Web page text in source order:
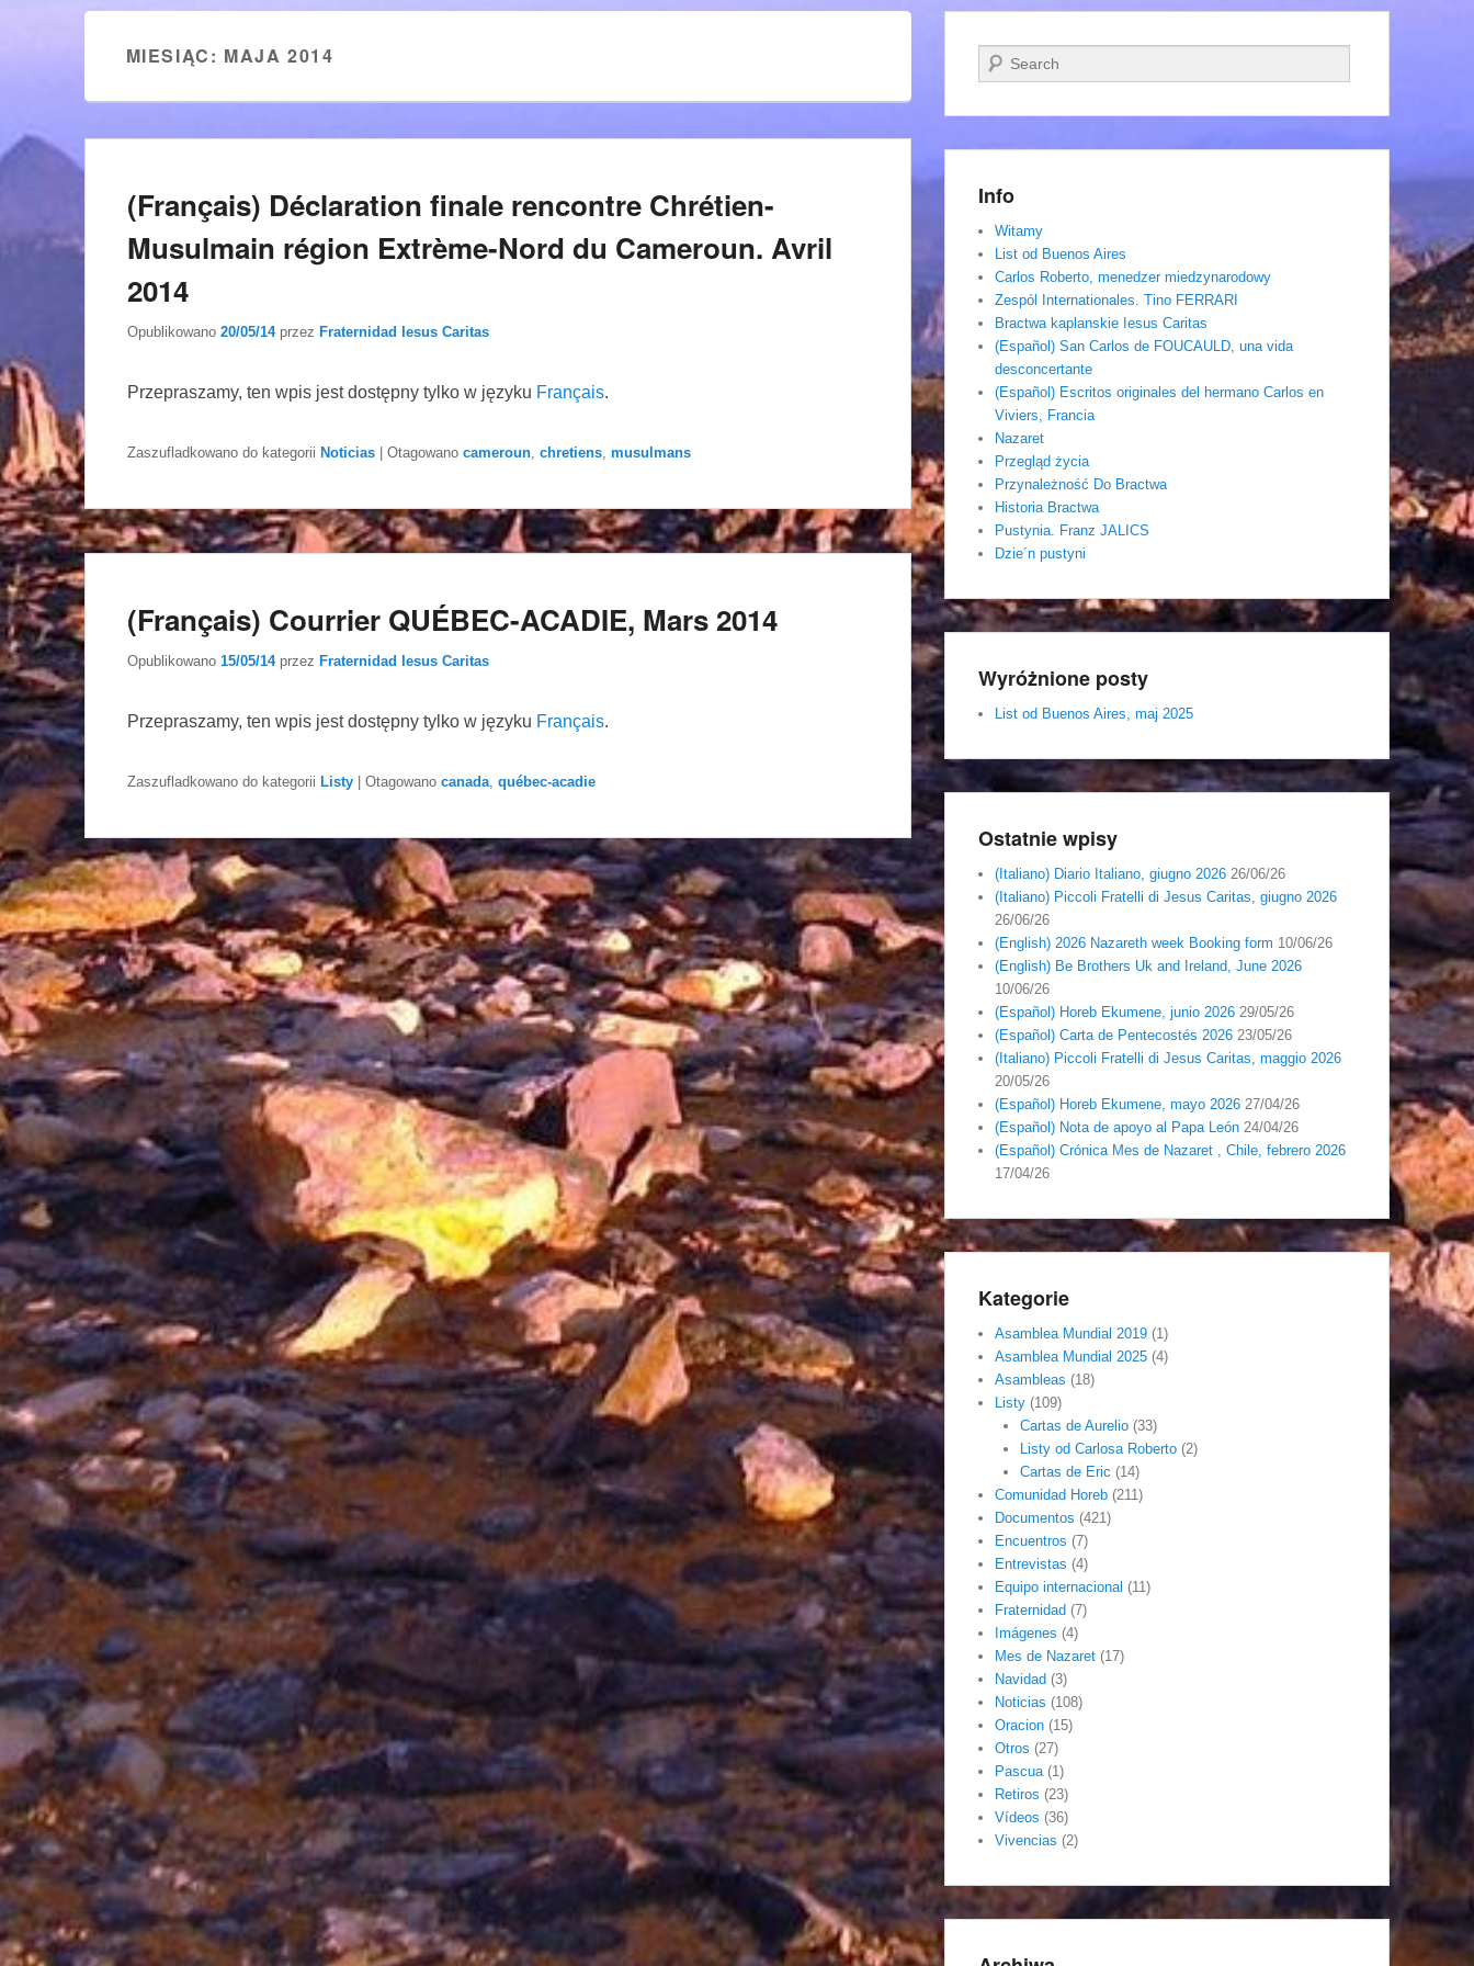
MIESIĄC: MAJA 2014
(Français) Déclaration finale rencontre Chrétien-
Musulmain région Extrème-Nord du Cameroun. Avril
2014
Opublikowano 20/05/14 przez Fraternidad Iesus Caritas
Przepraszamy, ten wpis jest dostępny tylko w języku Français.
Zaszufladkowano do kategorii Noticias Otagowano cameroun chretiens musulmans
(Français) Courrier QUÉBEC-ACADIE, Mars 2014
Opublikowano 15/05/14 przez Fraternidad Iesus Caritas
Przepraszamy, ten wpis jest dostępny tylko w języku Français.
Zaszufladkowano do kategorii Listy | Otagowano canada québec-acadie
Szukaj
Info
Witamy
List od Buenos Aires
Carlos Roberto, menedzer miedzynarodowy
Zespól Internationales. Tino FERRARI
Bractwa kaplanskie Iesus Caritas
(Español) San Carlos de FOUCAULD, una vida
desconcertante
(Español) Escritos originales del hermano Carlos en
Viviers, Francia
Nazaret
Przegląd życia
Przynależność Do Bractwa
Historia Bractwa
Pustynia. Franz JALICS
Dzie´n pustyni
Wyróżnione posty
List od Buenos Aires, maj 2025
Ostatnie wpisy
(Italiano) Diario Italiano, giugno 2026 26/06/26
(Italiano) Piccoli Fratelli di Jesus Caritas, giugno 2026
26/06/26
(English) 2026 Nazareth week Booking form 10/06/26
(English) Be Brothers Uk and Ireland, June 2026
10/06/26
(Español) Horeb Ekumene, junio 2026 29/05/26
(Español) Carta de Pentecostés 2026 23/05/26
(Italiano) Piccoli Fratelli di Jesus Caritas, maggio 2026
20/05/26
(Español) Horeb Ekumene, mayo 2026 27/04/26
(Español) Nota de apoyo al Papa León 24/04/26
(Español) Crónica Mes de Nazaret , Chile, febrero 2026
17/04/26
Kategorie
Asamblea Mundial 2019 (1)
Asamblea Mundial 2025 (4)
Asambleas (18)
Listy (109)
Cartas de Aurelio(33)
Listy od Carlosa Roberto(2)
Cartas de Eric (14)
Comunidad Horeb (211)
Documentos (421)
Encuentros (7)
Entrevistas (4)
Equipo internacional (11)
Fraternidad (7)
Imágenes (4)
Mes de Nazaret (17)
Navidad (3)
Noticias (108)
Oracion (15)
Otros (27)
Pascua(1)
Retiros (23)
Vídeos (36)
Vivencias (2)